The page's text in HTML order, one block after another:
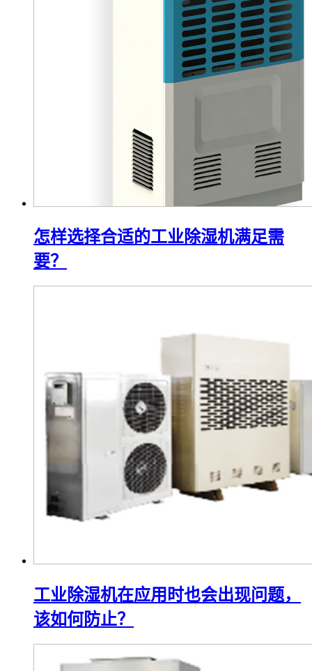
怎样选择合适的工业除湿机满足需
要？
工业除湿机在应用时也会出现问题，
该如何防止？